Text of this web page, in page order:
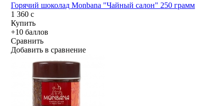
Горячий шоколад Monbana "Чайный салон" 250 грамм
1 360c
Купить
+10 баллов
Сравнить
Добавить в сравнение